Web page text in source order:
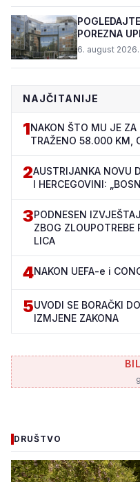
POREZNA
6. august 2026.
NAJČITANIJE
1NAKON ŠTO MU JE ZA
TRAŽENO 58.000 KM,
2AUSTRIJANKA NOVU
I HERCEGOVINI:
3PODNESEN
ZBOG ZLOUPOTREBE
LICA
4NAKON UEFA-e i
5UVODI SE BORAČKI
IZMJENE ZAKONA
DRUŠTVO